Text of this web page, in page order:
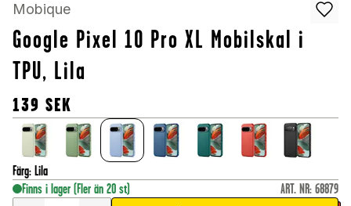
Mobique
Google Pixel 10 Pro XL Mobilskal i
TPU, Lila
139 SEK
Färg: Lila
Finns i lager (Fler än 20 st) ART. NR: 68879